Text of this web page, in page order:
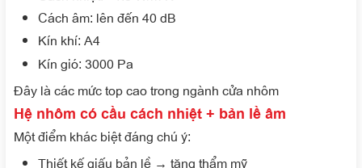
Cách âm: lên đến 40 dB
Kín khí: A4
Kín gió: 3000 Pa
Đây là các mức top cao trong ngành cửa nhôm
Hệ nhôm có cầu cách nhiệt + bản lề âm
Một điểm khác biệt đáng chú ý:
Thiết kế giấu bản lề → tăng thẩm mỹ